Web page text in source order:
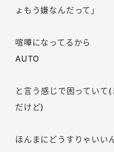
ょもう嫌なんだって」
喧嘩になってるから
AUTO
と言う感じで困っていて
だけど)
ほんまにどうすりゃいい